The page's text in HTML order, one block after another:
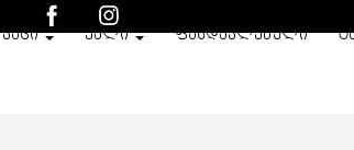
ᲙᲐᲪᲘ ᲥᲐᲚᲘ ᲤᲐᲡᲓᲐᲙᲚᲔᲑᲣᲚᲘ